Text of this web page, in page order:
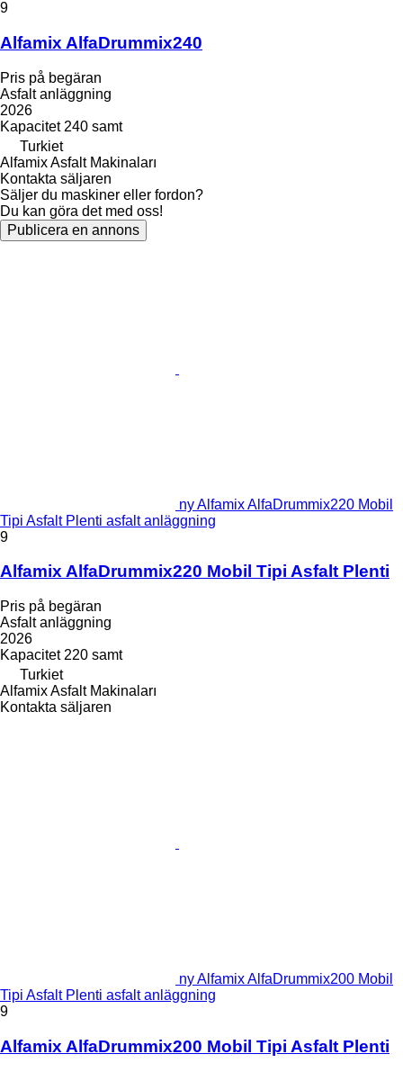
9
Alfamix AlfaDrummix240
Pris på begäran
Asfalt anläggning
2026
Kapacitet 240 samt
Turkiet
Alfamix Asfalt Makinaları
Kontakta säljaren
Säljer du maskiner eller fordon?
Du kan göra det med oss!
Publicera en annons
ny Alfamix AlfaDrummix220 Mobil
Tipi Asfalt Plenti asfalt anläggning
9
Alfamix AlfaDrummix220 Mobil Tipi Asfalt Plenti
Pris på begäran
Asfalt anläggning
2026
Kapacitet 220 samt
Turkiet
Alfamix Asfalt Makinaları
Kontakta säljaren
ny Alfamix AlfaDrummix200 Mobil
Tipi Asfalt Plenti asfalt anläggning
9
Alfamix AlfaDrummix200 Mobil Tipi Asfalt Plenti